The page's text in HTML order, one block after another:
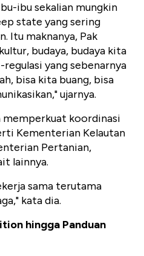
ibu sekalian mungkin
state yang sering
Itu maknanya, Pak
budaya, budaya kita
yang sebenarnya
bisa kita buang, bisa
ujarnya.
memperkuat koordinasi
Kementerian Kelautan
Pertanian,
lainnya.
sama terutama
kata dia.
hingga Panduan